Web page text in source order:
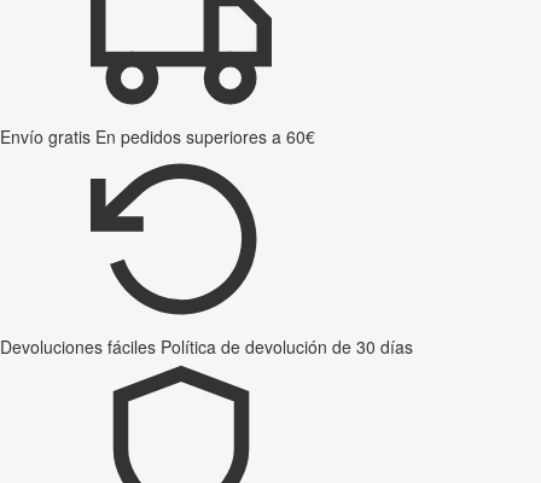
Envío gratis En pedidos superiores a 60€
Devoluciones fáciles Política de devolución de 30 días